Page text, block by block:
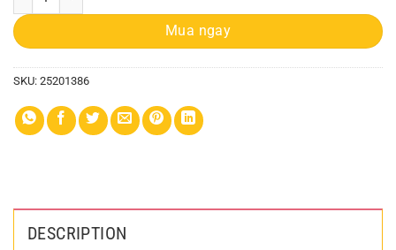
Mua ngay
SKU: 25201386
DESCRIPTION